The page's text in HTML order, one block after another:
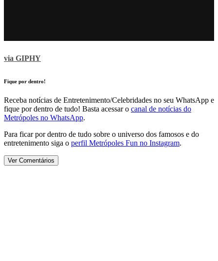
via GIPHY
Fique por dentro!
Receba notícias de Entretenimento/Celebridades no seu WhatsApp e
fique por dentro de tudo! Basta acessar o canal de notícias do
Metrópoles no WhatsApp.
Para ficar por dentro de tudo sobre o universo dos famosos e do
entretenimento siga o perfil Metrópoles Fun no Instagram.
Ver Comentários